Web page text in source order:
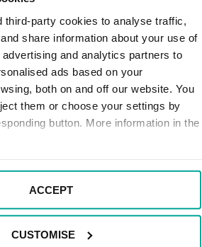
third-party cookies to analyse traffic,
share information about your use of
and analytics partners to
ads based on your
both on and off our website. You
them or choose your settings by
button. More information in the
ACCEPT
CUSTOMISE
para poner a prueba su
el juego de las películas, el de
o el de decir países o
por una letra concreta os
dispones de la información
del trayecto. ¿Listo para la